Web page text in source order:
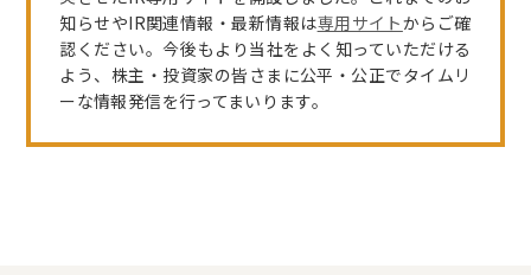
知らせやIR関連情報・最新情報は専用サイトからご確
認ください。今後もより当社をよく知っていただける
よう、株主・投資家の皆さまに公平・公正でタイムリ
ーな情報発信を行ってまいります。